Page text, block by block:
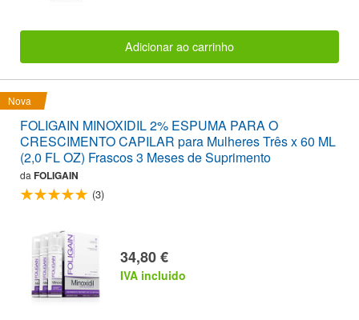
Adicionar ao carrinho
Nova
FOLIGAIN MINOXIDIL 2% ESPUMA PARA O
CRESCIMENTO CAPILAR para Mulheres Três x 60 ML
(2,0 FL OZ) Frascos 3 Meses de Suprimento
da FOLIGAIN
(3)
34,80 €
IVA incluido